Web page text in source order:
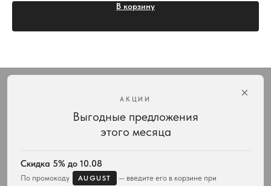
В корзину
×
АКЦИИ
Выгодные предложения
этого месяца
Скидка 5% до 10.08
По промокоду AUGUST
— введите его в корзине при
Браслеты
Кольца
ПОДАРКИ
Для неё